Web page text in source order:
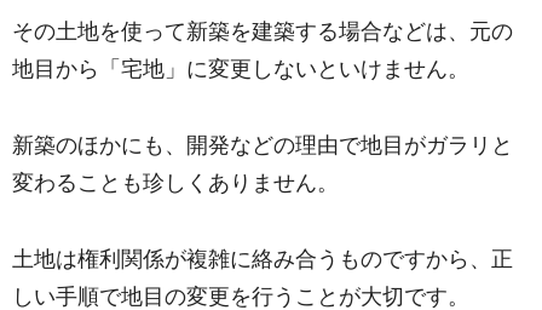
その土地を使って新築を建築する場合などは、元の
地目から「宅地」に変更しないといけません。
新築のほかにも、開発などの理由で地目がガラリと
変わることも珍しくありません。
土地は権利関係が複雑に絡み合うものですから、正
しい手順で地目の変更を行うことが大切です。